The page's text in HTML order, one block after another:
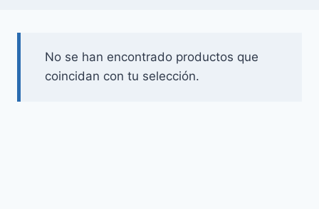
No se han encontrado productos que
coincidan con tu selección.